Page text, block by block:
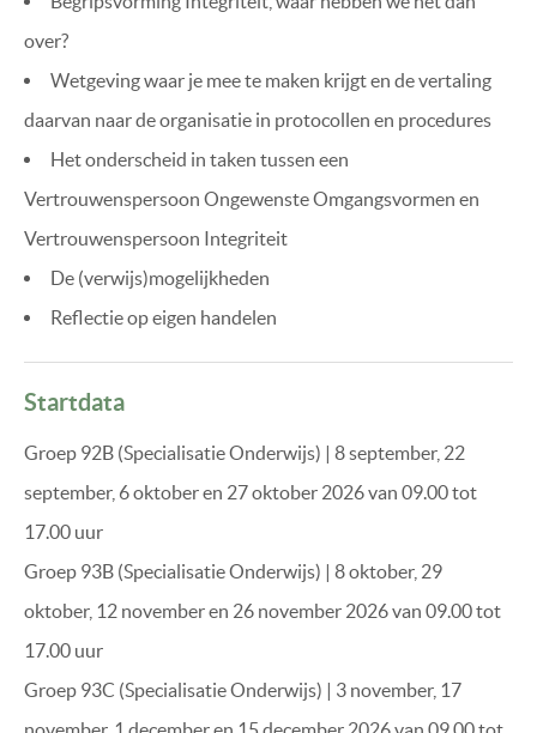
over?
Wetgeving waar je mee te maken krijgt en de vertaling
daarvan naar de organisatie in protocollen en procedures
Het onderscheid in taken tussen een
Vertrouwenspersoon Ongewenste Omgangsvormen en
Vertrouwenspersoon Integriteit
De (verwijs)mogelijkheden
Reflectie op eigen handelen
Startdata
Groep 92B (Specialisatie Onderwijs) | 8 september, 22
september, 6 oktober en 27 oktober 2026 van 09.00 tot
17.00 uur
Groep 93B (Specialisatie Onderwijs) | 8 oktober, 29
oktober, 12 november en 26 november 2026 van 09.00 tot
17.00 uur
Groep 93C (Specialisatie Onderwijs) | 3 november, 17